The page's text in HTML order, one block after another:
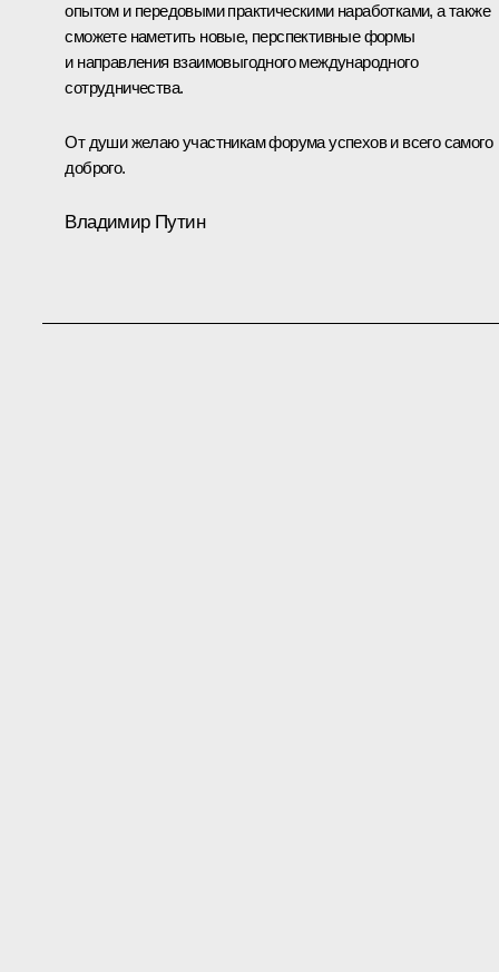
опытом и передовыми практическими наработками, а также
сможете наметить новые, перспективные формы
и направления взаимовыгодного международного
сотрудничества.
От души желаю участникам форума успехов и всего самого
доброго.
Владимир Путин